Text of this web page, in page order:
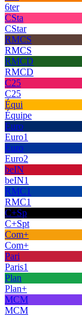
6ter
CSta
CStar
RMCS
RMCS
RMCD
RMCD
C25
C25
Équi
Équipe
Euro
Euro1
Euro
Euro2
beIN
beIN1
RMC1
RMC1
C+Sp
C+Spt
Com+
Com+
Pari
Paris1
Plan
Plan+
MCM
MCM